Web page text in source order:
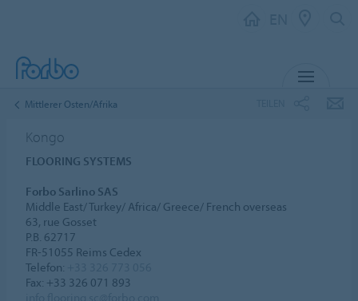
Mittlerer Osten/Afrika
Kongo
FLOORING SYSTEMS
Forbo Sarlino SAS
Middle East/ Turkey/ Africa/ Greece/ French overseas
63, rue Gosset
P.B. 62717
FR-51055 Reims Cedex
Telefon:
Fax: +33 326 071 893